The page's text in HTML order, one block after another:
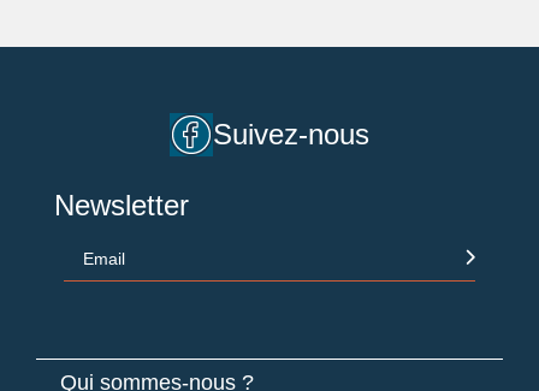
Suivez-nous
Newsletter
Email
Qui sommes-nous ?